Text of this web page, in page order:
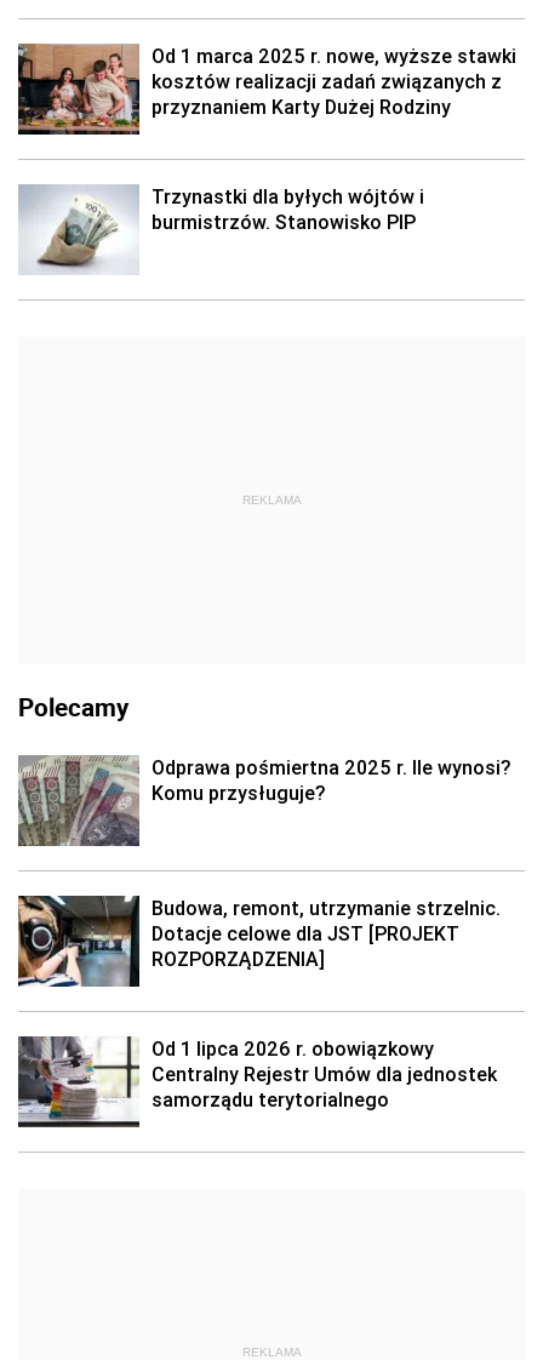
Od 1 marca 2025 r. nowe, wyższe stawki
kosztów realizacji zadań związanych z
przyznaniem Karty Dużej Rodziny
Trzynastki dla byłych wójtów i
burmistrzów. Stanowisko PIP
REKLAMA
Polecamy
Odprawa pośmiertna 2025 r. Ile wynosi?
Komu przysługuje?
Budowa, remont, utrzymanie strzelnic.
Dotacje celowe dla JST [PROJEKT
ROZPORZĄDZENIA]
Od 1 lipca 2026 r. obowiązkowy
Centralny Rejestr Umów dla jednostek
samorządu terytorialnego
REKLAMA